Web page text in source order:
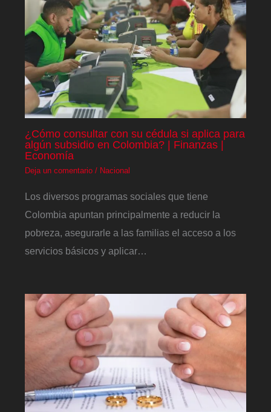
¿Cómo consultar con su cédula si aplica para
algún subsidio en Colombia? | Finanzas |
Economía
Deja un comentario / Nacional
Los diversos programas sociales que tiene
Colombia apuntan principalmente a reducir la
pobreza, asegurarle a las familias el acceso a los
servicios básicos y aplicar…